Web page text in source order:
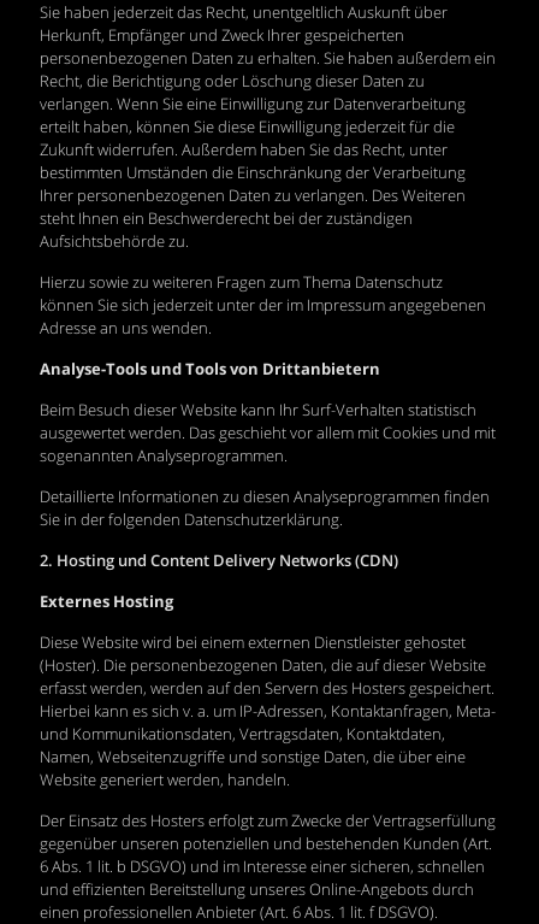
Sie haben jederzeit das Recht, unentgeltlich Auskunft über
Herkunft, Empfänger und Zweck Ihrer gespeicherten
personenbezogenen Daten zu erhalten. Sie haben außerdem ein
Recht, die Berichtigung oder Löschung dieser Daten zu
verlangen. Wenn Sie eine Einwilligung zur Datenverarbeitung
erteilt haben, können Sie diese Einwilligung jederzeit für die
Zukunft widerrufen. Außerdem haben Sie das Recht, unter
bestimmten Umständen die Einschränkung der Verarbeitung
Ihrer personenbezogenen Daten zu verlangen. Des Weiteren
steht Ihnen ein Beschwerderecht bei der zuständigen
Aufsichtsbehörde zu.
Hierzu sowie zu weiteren Fragen zum Thema Datenschutz
können Sie sich jederzeit unter der im Impressum angegebenen
Adresse an uns wenden.
Analyse-Tools und Tools von Drittanbietern
Beim Besuch dieser Website kann Ihr Surf-Verhalten statistisch
ausgewertet werden. Das geschieht vor allem mit Cookies und mit
sogenannten Analyseprogrammen.
Detaillierte Informationen zu diesen Analyseprogrammen finden
Sie in der folgenden Datenschutzerklärung.
2. Hosting und Content Delivery Networks (CDN)
Externes Hosting
Diese Website wird bei einem externen Dienstleister gehostet
(Hoster). Die personenbezogenen Daten, die auf dieser Website
erfasst werden, werden auf den Servern des Hosters gespeichert.
Hierbei kann es sich v. a. um IP-Adressen, Kontaktanfragen, Meta-
und Kommunikationsdaten, Vertragsdaten, Kontaktdaten,
Namen, Webseitenzugriffe und sonstige Daten, die über eine
Website generiert werden, handeln.
Der Einsatz des Hosters erfolgt zum Zwecke der Vertragserfüllung
gegenüber unseren potenziellen und bestehenden Kunden (Art.
6 Abs. 1 lit. b DSGVO) und im Interesse einer sicheren, schnellen
und effizienten Bereitstellung unseres Online-Angebots durch
einen professionellen Anbieter (Art. 6 Abs. 1 lit. f DSGVO).